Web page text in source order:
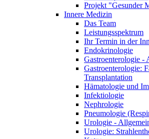
Projekt "Gesunder
Innere Medizin
Das Team
Leistungsspektrum
Ihr Termin in der
Endokrinologie
Gastroenterologie -
Gastroenterologie:
Transplantation
Hämatologie und
Infektiologie
Nephrologie
Pneumologie
Urologie -
Urologie: